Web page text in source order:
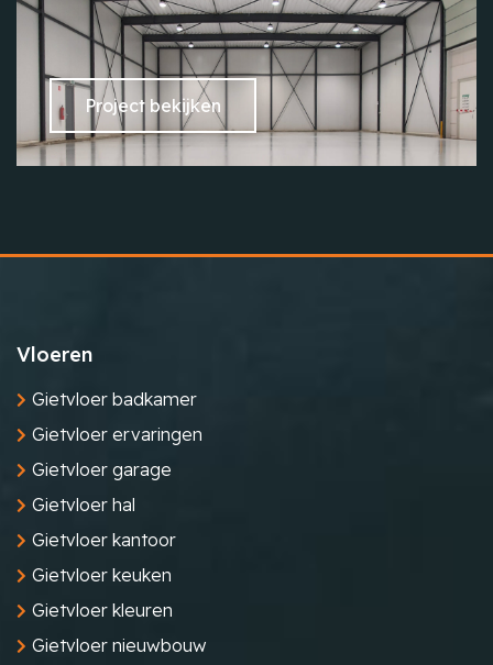
Project bekijken
Vloeren
Gietvloer badkamer
Gietvloer ervaringen
Gietvloer garage
Gietvloer hal
Gietvloer kantoor
Gietvloer keuken
Gietvloer kleuren
Gietvloer nieuwbouw